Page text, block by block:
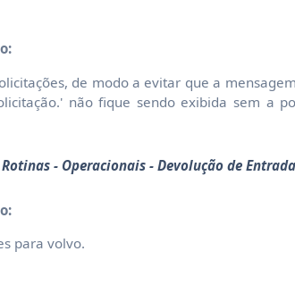
de modo a evitar que a
não fique sendo exibida sem a
- Operacionais - Devolução de
para volvo.